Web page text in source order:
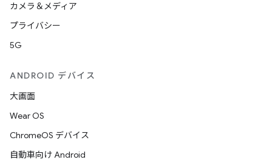
カメラ＆メディア
プライバシー
5G
ANDROID デバイス
大画面
Wear OS
ChromeOS デバイス
自動車向け Android